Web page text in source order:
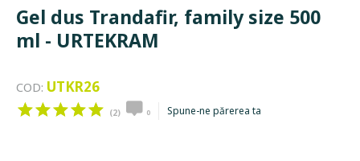
Gel dus Trandafir, family size 500
ml - URTEKRAM
COD: UTKR26
(2) 0 Spune-ne părerea ta